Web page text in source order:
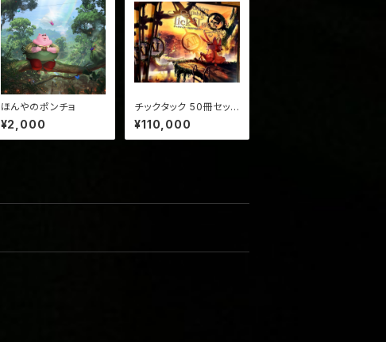
ほんやのポンチョ
¥2,000
チックタック 50冊セット
(サイン入り・送料込み)
¥110,000